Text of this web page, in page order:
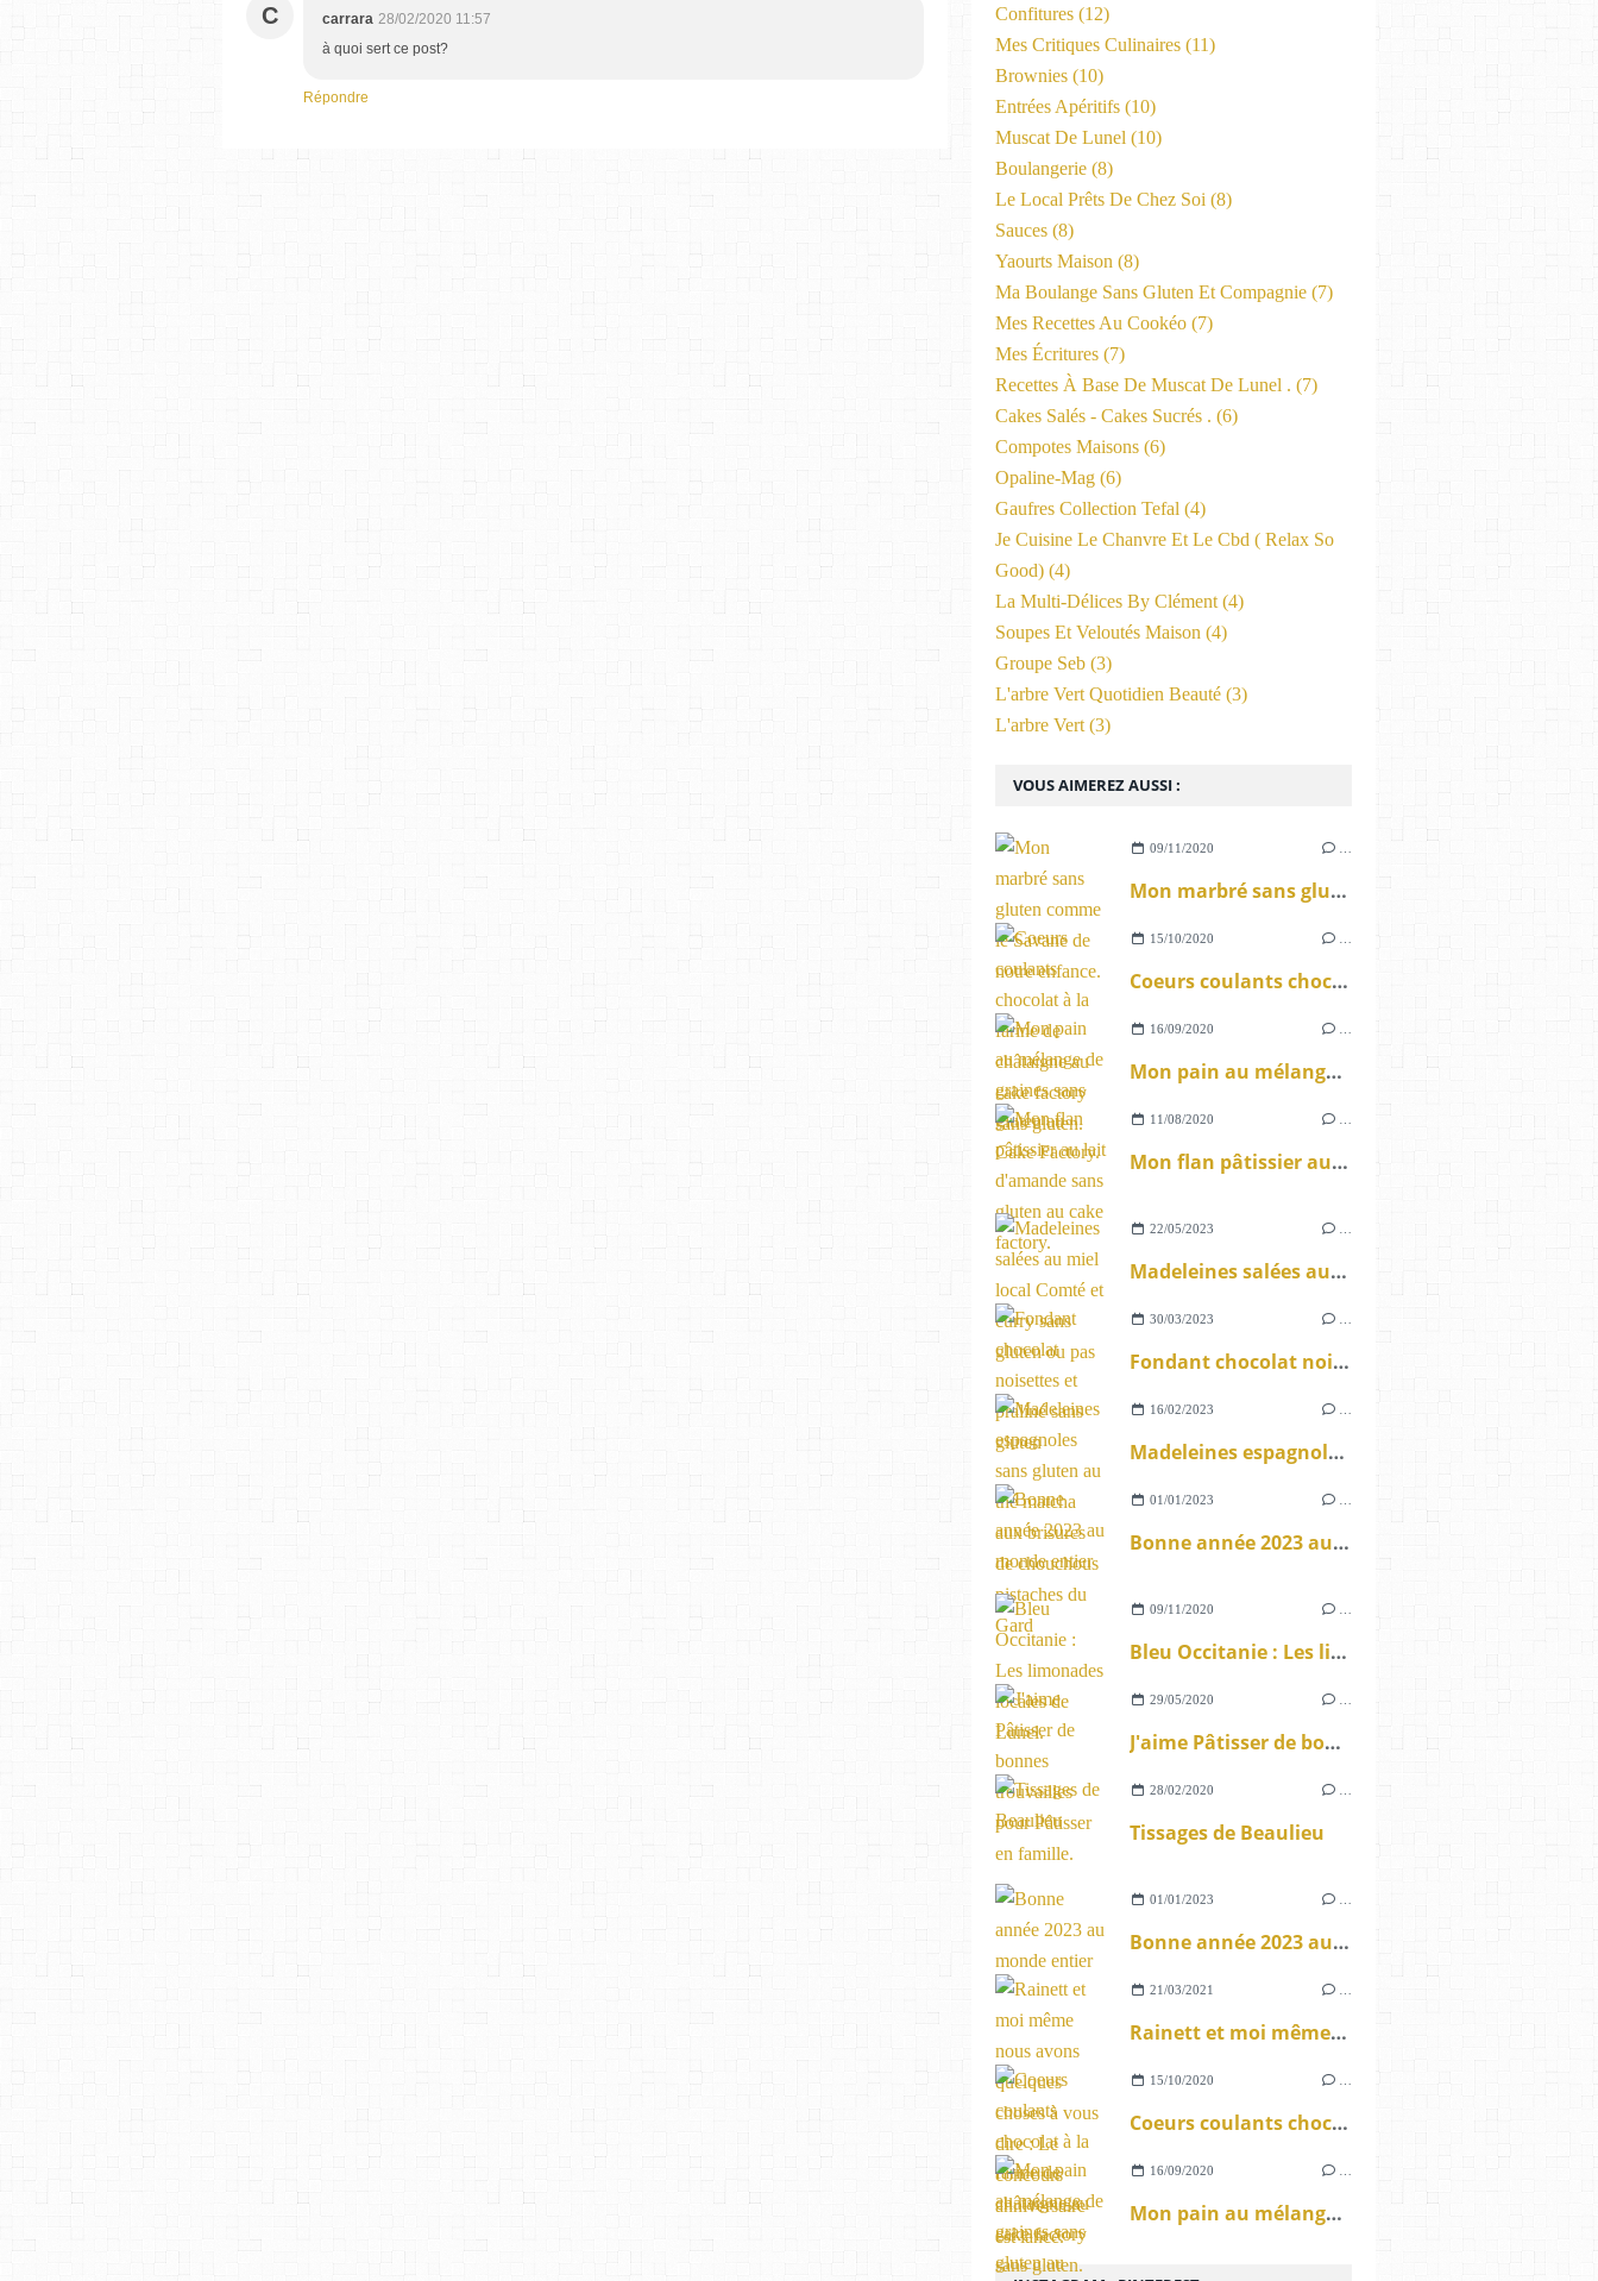
C carrara 28/02/2020 11:57
à quoi sert ce post?
Répondre
VOUS AIMEREZ AUSSI :
09/11/2020
Mon marbré sans gluten comme le Savane de notre enfance.
15/10/2020
Coeurs coulants chocolat à la farine de châtaigne au cake factory sans gluten.
16/09/2020
Mon pain au mélange de graines sans gluten au Cake Factory.
11/08/2020
Mon flan pâtissier au lait d'amande sans gluten au cake factory.
22/05/2023
Madeleines salées au miel local Comté et curry sans gluten ou pas
30/03/2023
Fondant chocolat noisettes et praliné sans gluten
16/02/2023
Madeleines espagnoles sans gluten au thé matcha aux brisures de chouchous pistaches du Gard
01/01/2023
Bonne année 2023 au monde entier
09/11/2020
Bleu Occitanie : Les limonades locales de Lunel.
29/05/2020
J'aime Pâtisser de bonnes trouvailles pour Pâtisser en famille.
28/02/2020
Tissages de Beaulieu
01/01/2023
Bonne année 2023 au monde entier
21/03/2021
Rainett et moi même nous avons quelques choses à vous dire : Le concours anniversaire est lancé.
15/10/2020
Coeurs coulants chocolat à la farine de châtaigne au cake factory sans gluten.
16/09/2020
Mon pain au mélange de graines sans gluten au Cake Factory.
Confitures (12)
Mes Critiques Culinaires (11)
Brownies (10)
Entrées Apéritifs (10)
Muscat De Lunel (10)
Boulangerie (8)
Le Local Prêts De Chez Soi (8)
Sauces (8)
Yaourts Maison (8)
Ma Boulange Sans Gluten Et Compagnie (7)
Mes Recettes Au Cookéo (7)
Mes Écritures (7)
Recettes À Base De Muscat De Lunel . (7)
Cakes Salés - Cakes Sucrés . (6)
Compotes Maisons (6)
Opaline-Mag (6)
Gaufres Collection Tefal (4)
Je Cuisine Le Chanvre Et Le Cbd ( Relax So
Good) (4)
La Multi-Délices By Clément (4)
Soupes Et Veloutés Maison (4)
Groupe Seb (3)
L'arbre Vert Quotidien Beauté (3)
L'arbre Vert (3)